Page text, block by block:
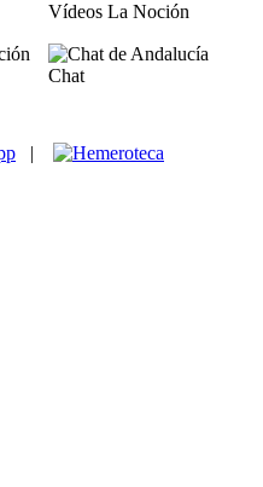
Vídeos La Noción
Chat
|